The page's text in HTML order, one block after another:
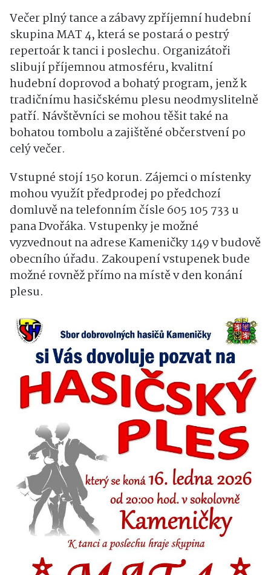
Večer plný tance a zábavy zpříjemní hudební
skupina MAT 4, která se postará o pestrý
repertoár k tanci i poslechu. Organizátoři
slibují příjemnou atmosféru, kvalitní
hudební doprovod a bohatý program, jenž k
tradičnímu hasičskému plesu neodmyslitelně
patří. Návštěvníci se mohou těšit také na
bohatou tombolu a zajištěné občerstvení po
celý večer.
Vstupné stojí 150 korun. Zájemci o místenky
mohou využít předprodej po předchozí
domluvě na telefonním čísle 605 105 733 u
pana Dvořáka. Vstupenky je možné
vyzvednout na adrese Kameničky 149 v budově
obecního úřadu. Zakoupení vstupenek bude
možné rovněž přímo na místě v den konání
plesu.